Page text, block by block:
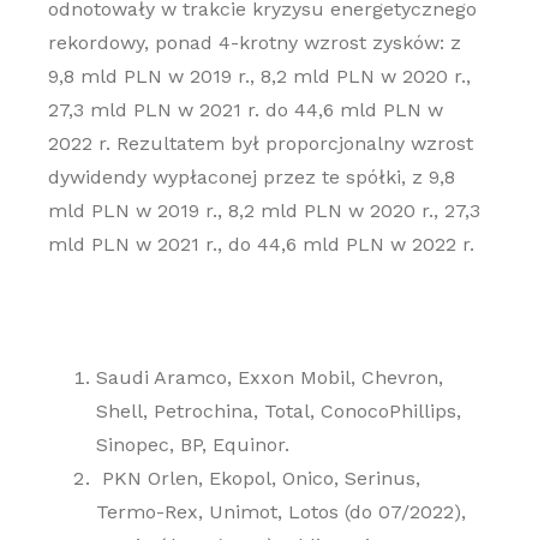
odnotowały w trakcie kryzysu energetycznego
rekordowy, ponad 4-krotny wzrost zysków: z
9,8 mld PLN w 2019 r., 8,2 mld PLN w 2020 r.,
27,3 mld PLN w 2021 r. do 44,6 mld PLN w
2022 r. Rezultatem był proporcjonalny wzrost
dywidendy wypłaconej przez te spółki, z 9,8
mld PLN w 2019 r., 8,2 mld PLN w 2020 r., 27,3
mld PLN w 2021 r., do 44,6 mld PLN w 2022 r.
Saudi Aramco, Exxon Mobil, Chevron,
Shell, Petrochina, Total, ConocoPhillips,
Sinopec, BP, Equinor.
PKN Orlen, Ekopol, Onico, Serinus,
Termo-Rex, Unimot, Lotos (do 07/2022),